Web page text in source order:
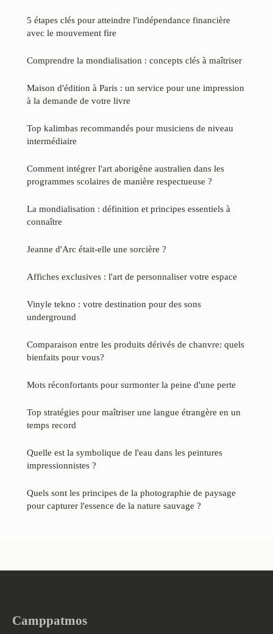
5 étapes clés pour atteindre l'indépendance financière
avec le mouvement fire
Comprendre la mondialisation : concepts clés à maîtriser
Maison d'édition à Paris : un service pour une impression
à la demande de votre livre
Top kalimbas recommandés pour musiciens de niveau
intermédiaire
Comment intégrer l'art aborigène australien dans les
programmes scolaires de manière respectueuse ?
La mondialisation : définition et principes essentiels à
connaître
Jeanne d'Arc était-elle une sorcière ?
Affiches exclusives : l'art de personnaliser votre espace
Vinyle tekno : votre destination pour des sons
underground
Comparaison entre les produits dérivés de chanvre: quels
bienfaits pour vous?
Mots réconfortants pour surmonter la peine d'une perte
Top stratégies pour maîtriser une langue étrangère en un
temps record
Quelle est la symbolique de l'eau dans les peintures
impressionnistes ?
Quels sont les principes de la photographie de paysage
pour capturer l'essence de la nature sauvage ?
Camppatmos